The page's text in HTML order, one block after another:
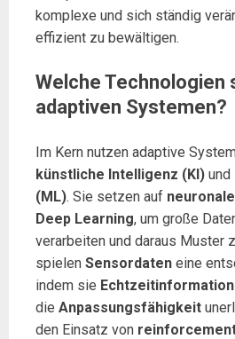
komplexe und sich ständig
effizient zu bewältigen.
Welche Technologien
adaptiven Systemen?
Im Kern nutzen adaptive
künstliche Intelligenz (KI) und
(ML). Sie setzen auf
Deep Learning, um große
verarbeiten und daraus Muster
spielen Sensordaten eine
indem sie
die Anpassungsfähigkeit
den Einsatz von